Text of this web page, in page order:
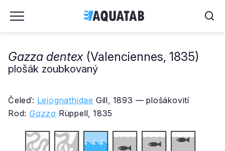
Gazza dentex (Valenciennes, 1835)
plošák zoubkovaný
Čeleď: Leiognathidae Gill, 1893 — plošákovití
Rod: Gazza Rüppell, 1835